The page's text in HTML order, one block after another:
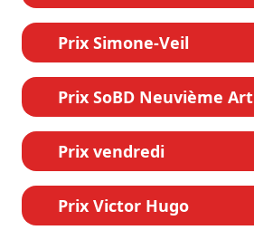
Prix Simone-Veil
Prix SoBD Neuvième Art
Prix vendredi
Prix Victor Hugo